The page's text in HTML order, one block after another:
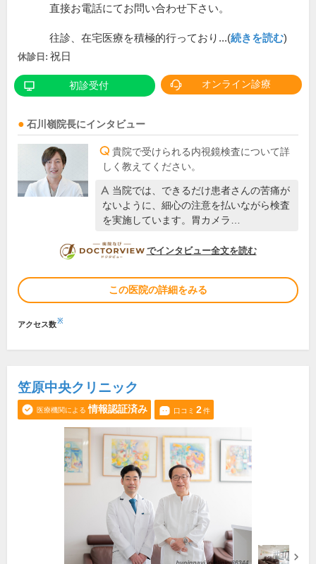
直接お電話にてお問い合わせ下さい。
往診、在宅医療を積極的行っており...(続きを読む)
休診日: 祝日
初診受付 オンライン診療
石川嶺院長にインタビュー
貴院で受けられる内視鏡検査について詳
しく教えてください。
当院では、できるだけ患者さんの苦痛が
ないように、細心の注意を払いながら検査
を実施しています。胃カメラ…
DOCTORVIEW
でインタビュー全文を読む
この医院の詳細をみる
アクセス数※
笠原中央クリニック
医療機関による 情報認証済み 口コミ 2件